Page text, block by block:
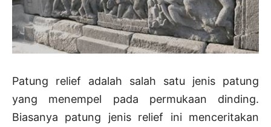
Patung relief adalah salah satu jenis patung
yang menempel pada permukaan dinding.
Biasanya patung jenis relief ini menceritakan